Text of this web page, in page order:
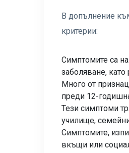
В допълнение
критерии:
Симптомите са
заболяване, като
Много от
преди 12-
Тези симптоми
училище,
Симптомите,
вкъщи или